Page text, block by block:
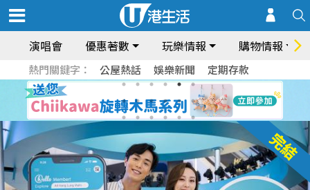
演唱會 優惠著數 玩樂情報 購物情報
熱門關鍵字： 公屋熱話 娛樂新聞 定期存款